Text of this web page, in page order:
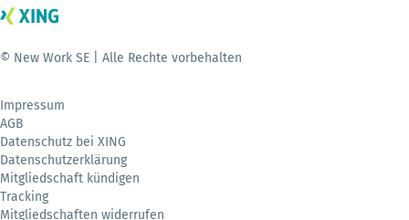
© New Work SE | Alle Rechte vorbehalten
Impressum
AGB
Datenschutz bei XING
Datenschutzerklärung
Mitgliedschaft kündigen
Tracking
Mitgliedschaften widerrufen